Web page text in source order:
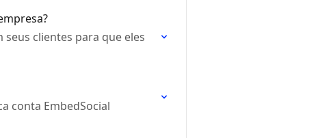
clientes para que eles
conta EmbedSocial